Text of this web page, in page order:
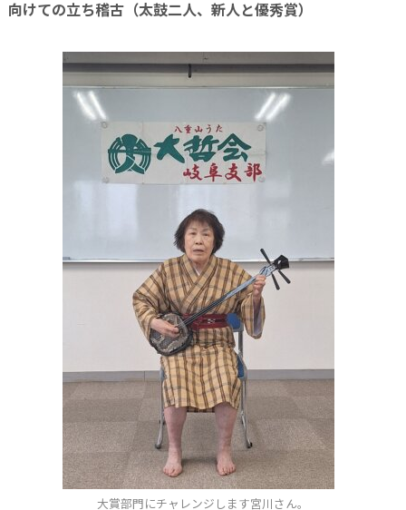
向けての立ち稽古（太鼓二人、新人と優秀賞）
大賞部門にチャレンジします宮川さん。